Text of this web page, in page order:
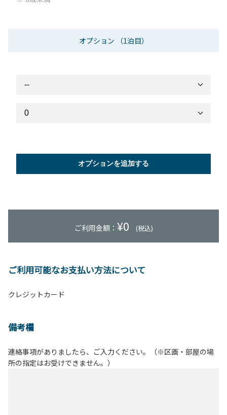
オプション （1泊目）
オプションを追加する
ご利用金額： ¥0 (税込)
ご利用可能なお支払い方法について
クレジットカード
備考欄
連絡事項がありましたら、ご入力ください。（※区画・部屋の場
所の指定はお受けできません。）